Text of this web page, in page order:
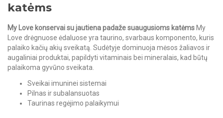
katėms
My Love konservai su jautiena padaže suaugusioms katėms My
Love drėgnuose ėdaluose yra taurino, svarbaus komponento, kuris
palaiko kačių akių sveikatą. Sudėtyje dominuoja mėsos žaliavos ir
augaliniai produktai, papildyti vitaminais bei mineralais, kad būtų
palaikoma gyvūno sveikata.
Sveikai imuninei sistemai
Pilnas ir subalansuotas
Taurinas regėjimo palaikymui